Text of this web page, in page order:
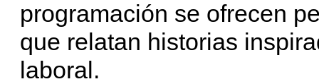
programación se ofrecen
que relatan historias
laboral.